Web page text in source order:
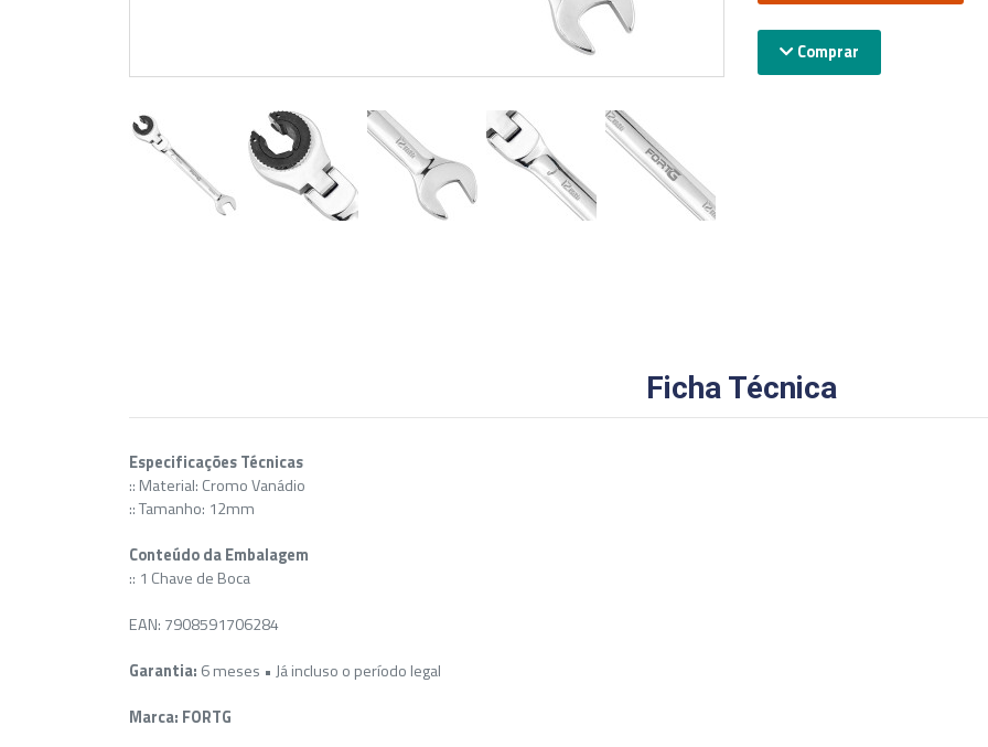
Comprar
Ficha Técnica
Especificações Técnicas
:: Material: Cromo Vanádio
:: Tamanho: 12mm
Conteúdo da Embalagem
:: 1 Chave de Boca
EAN: 7908591706284
Garantia: 6 meses • Já incluso o período legal
Marca: FORTG